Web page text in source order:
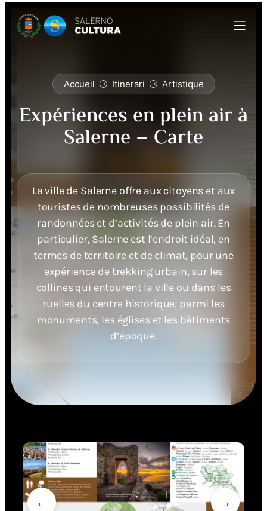
Accueil Itinerari Artistique
Expériences en plein air à
Salerne – Carte
La ville de Salerne offre aux citoyens et aux
touristes de nombreuses possibilités de
randonnées et d’activités de plein air. En
particulier, Salerne est l’endroit idéal, en
termes de territoire et de climat, pour une
expérience de trekking urbain, sur les
collines qui entourent la ville ou dans les
ruelles du centre historique, parmi les
monuments, les églises et les bâtiments
d’époque.
← →